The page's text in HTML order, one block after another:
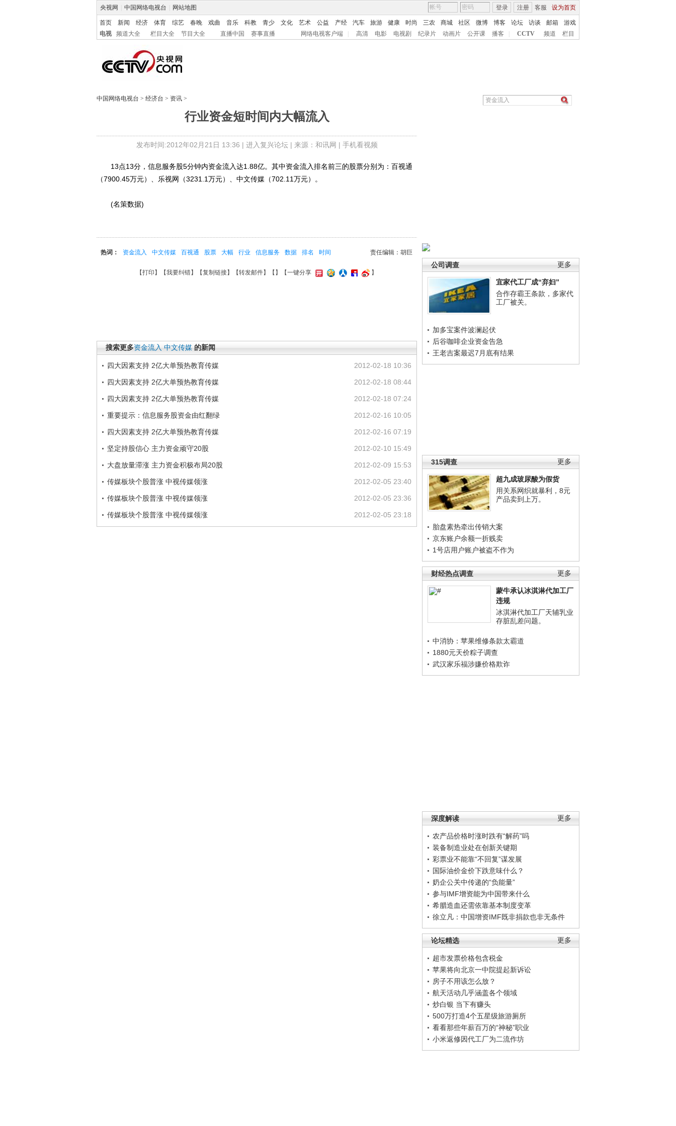
央视网 中国网络电视台 网站地图 客服 设为首页
登录 注册
首页 新闻 经济 体育 综艺 春晚 戏曲 音乐 科教 青少 文化 艺术 公益 产经 汽车 旅游 健康 时尚 三农 商城 社区 微博 博客 论坛 访谈 邮箱
游戏
电视
频道大全 栏目大全 节目大全 直播中国 赛事直播 网络电视客户端 高清 电影 电视剧 纪录片 动画片 公开课 播客 CCTV 频道 栏目
中国网络电视台 > 经济台 > 资讯 >
行业资金短时间内大幅流入
发布时间:2012年02月21日 13:36 | 进入复兴论坛| 来源：和讯网 | 手机看视频
更多
公司调查
宜家代工厂成“弃妇”
合作存霸王条款，多家代
工厂被关。
加多宝案件波澜起伏
后谷咖啡企业资金告急
王老吉案最迟7月底有结果
更多
315调查
超九成玻尿酸为假货
用关系网织就暴利，8元
产品卖到上万。
胎盘素热牵出传销大案
京东账户余额一折贱卖
1号店用户账户被盗不作为
更多
财经热点调查
蒙牛承认冰淇淋代加工厂
违规
冰淇淋代加工厂天辅乳业
存脏乱差问题。
中消协：苹果维修条款太霸道
1880元天价粽子调查
武汉家乐福涉嫌价格欺诈
更多
深度解读
农产品价格时涨时跌有“解药”吗
装备制造业处在创新关键期
彩票业不能靠“不回复”谋发展
国际油价金价下跌意味什么？
奶企公关中传递的“负能量”
参与IMF增资能为中国带来什么
希腊造血还需依靠基本制度变革
徐立凡：中国增资IMF既非捐款也非无条件
更多
论坛精选
超市发票价格包含税金
苹果将向北京一中院提起新诉讼
房子不用该怎么放？
航天活动几乎涵盖各个领域
炒白银 当下有赚头
500万打造4个五星级旅游厕所
看看那些年薪百万的“神秘”职业
小米返修因代工厂为二流作坊
13点13分，信息服务股5分钟内资金流入达1.88亿。其中资金流入排名前三的股票分别为：百视通
（7900.45万元）、乐视网（3231.1万元）、中文传媒（702.11万元）。
(名策数据)
责任编辑：胡巨
热词： 资金流入 中文传媒 百视通 股票 大幅 行业 信息服务 数据 排名 时间
【打印 】【我要纠错】【复制链接】【转发邮件】【 】 【一键分享 】
搜索更多资金流入 中文传媒 的新闻
2012-02-18 10:36
四大因素支持 2亿大单预热教育传媒
2012-02-18 08:44
四大因素支持 2亿大单预热教育传媒
2012-02-18 07:24
四大因素支持 2亿大单预热教育传媒
2012-02-16 10:05
重要提示：信息服务股资金由红翻绿
2012-02-16 07:19
四大因素支持 2亿大单预热教育传媒
2012-02-10 15:49
坚定持股信心 主力资金顽守20股
2012-02-09 15:53
大盘放量滞涨 主力资金积极布局20股
2012-02-05 23:40
传媒板块个股普涨 中视传媒领涨
2012-02-05 23:36
传媒板块个股普涨 中视传媒领涨
2012-02-05 23:18
传媒板块个股普涨 中视传媒领涨